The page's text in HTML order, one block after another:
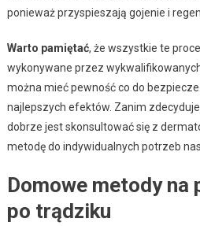
ponieważ przyspieszają gojenie i
Warto pamiętać, że wszystkie te
wykonywane przez
można mieć pewność co do
najlepszych efektów. Zanim
dobrze jest skonsultować się z
metodę do indywidualnych potrzeb
Domowe metody na
po trądziku